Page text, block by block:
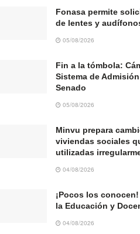
Fonasa permite
de lentes y
05/08/2026
Fin a la tómbola:
Sistema de
Senado
05/08/2026
Minvu prepara
viviendas sociales
utilizadas
04/08/2026
¡Pocos los
la Educación y
04/08/2026